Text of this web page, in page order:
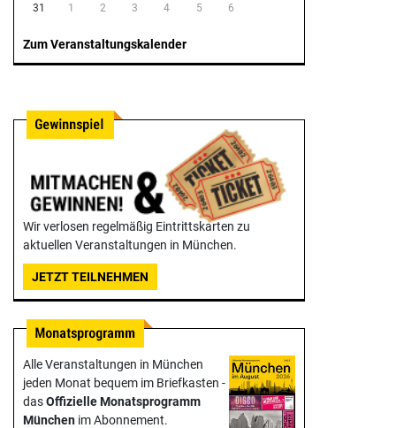
31
1 2 3 4 5 6
Zum Veranstaltungskalender
Wir verlosen regelmäßig Eintrittskarten zu
aktuellen Veranstaltungen in München.
JETZT TEILNEHMEN
Alle Veranstaltungen in München
jeden Monat bequem im Briefkasten -
dasOffizielle Monats­programm
München im Abonnement.